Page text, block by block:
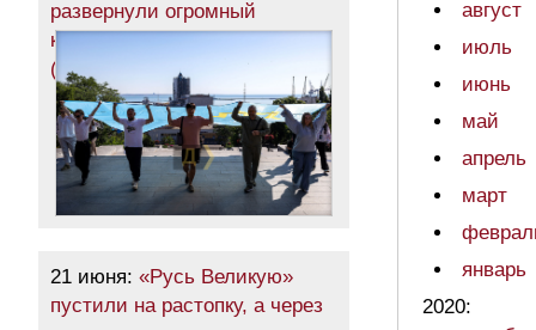
развернули огромный
крымскотатарский флаг
(фото)
21 июня: «Русь Великую»
пустили на растопку, а через
август
июль
июнь
май
апрель
март
январь
2020: